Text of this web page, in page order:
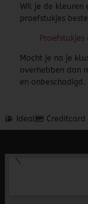
Wil je de kleuren
proefstukjes
Mocht je na je
overhebben dan
en onbeschadigd.
Ideal Creditcard